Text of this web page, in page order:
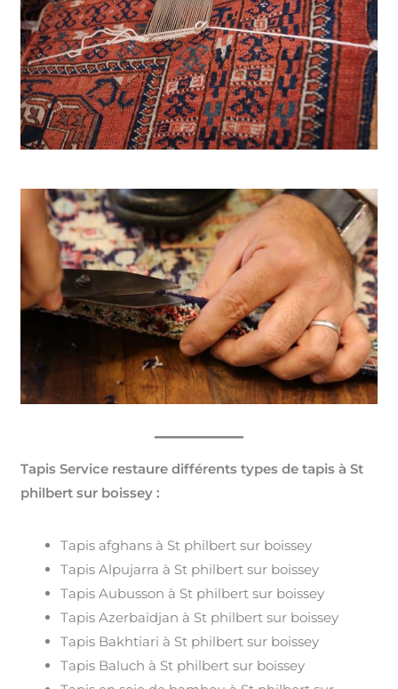
Tapis Service restaure différents types de tapis à St
philbert sur boissey :
Tapis afghans à St philbert sur boissey
Tapis Alpujarra à St philbert sur boissey
Tapis Aubusson à St philbert sur boissey
Tapis Azerbaïdjan à St philbert sur boissey
Tapis Bakhtiari à St philbert sur boissey
Tapis Baluch à St philbert sur boissey